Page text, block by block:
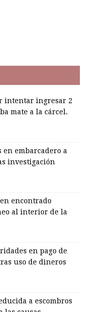
intentar ingresar 2
mate a la cárcel.
en embarcadero a
investigación
encontrado
al interior de la
en pago de
uso de dineros
a escombros